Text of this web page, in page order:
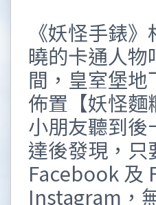
《妖怪手錶
曉的卡通人物
間，皇室堡
佈置【妖怪麵
小朋友聽到後
達後發現，
Facebook 及
Instagram，